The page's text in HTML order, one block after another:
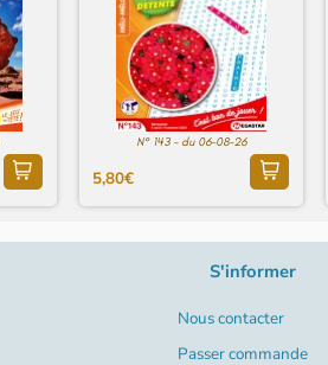
N° 143 - du 06-08-26
5,80€
S'informer
Nous contacter
Passer commande